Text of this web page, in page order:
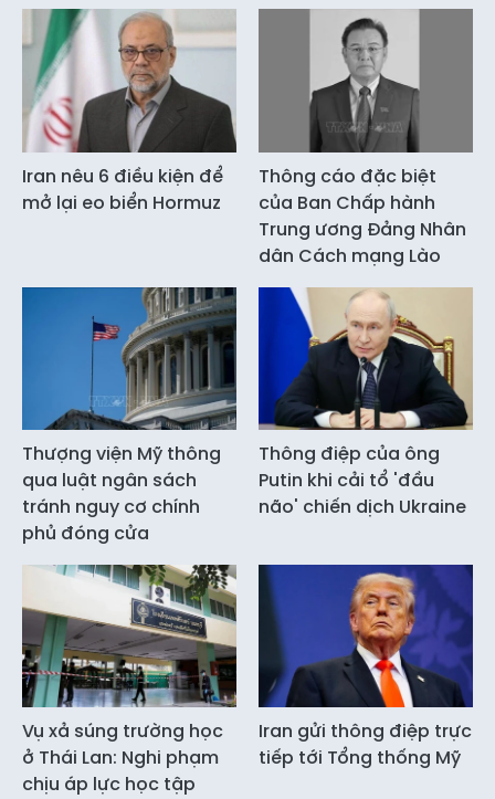
Iran nêu 6 điều kiện để
mở lại eo biển Hormuz
Thông cáo đặc biệt
của Ban Chấp hành
Trung ương Đảng Nhân
dân Cách mạng Lào
Thượng viện Mỹ thông
qua luật ngân sách
tránh nguy cơ chính
phủ đóng cửa
Thông điệp của ông
Putin khi cải tổ 'đầu
não' chiến dịch Ukraine
Vụ xả súng trường học
ở Thái Lan: Nghi phạm
chịu áp lực học tập
Iran gửi thông điệp trực
tiếp tới Tổng thống Mỹ